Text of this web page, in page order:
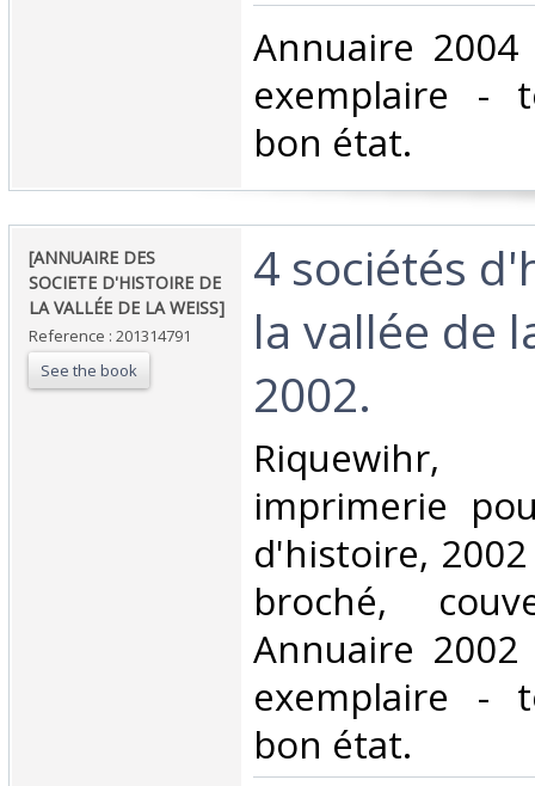
‎Annuaire
exemplaire -
bon état.‎
‎[ANNUAIRE DES
SOCIETE D'HISTOIRE DE
LA VALLÉE DE LA WEISS]‎
Reference : 201314791
See the book
‎4 sociétés
la vallée de
2002. ‎
imprimerie
d'histoire,
broché,
Annuaire
exemplaire -
bon état.‎